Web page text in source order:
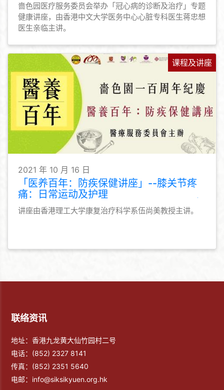
啬色园医疗服务委员会举办「冠心病的诊断及治疗」专题
健康讲座，由香港中文大学医务中心心脏专科医生蒋忠想
医生亲临主讲。
课程及讲座
2021 年 10 月 16 日
「医养百年：防疾保健讲座」--膝关节疼
痛：日常运动及护理
讲座由香港理工大学康复治疗科学系伍尚美教授主讲。
联络资讯
地址：香港九龙黄大仙竹园村二号
电话： (852) 2327 8141
传真： (852) 2351 5640
电邮： info@siksikyuen.org.hk